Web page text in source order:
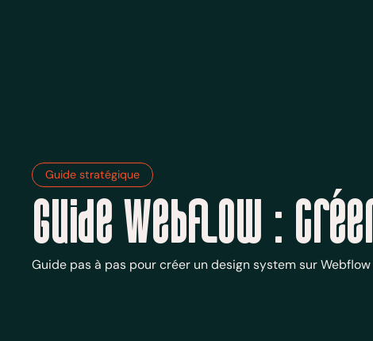
Guide stratégique
Guide Webflow :
Guide pas à pas pour créer un design system sur